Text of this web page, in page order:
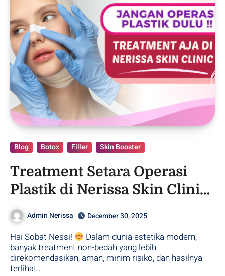
Blog Botox Filler Skin Booster
Treatment Setara Operasi
Plastik di Nerissa Skin Clinic
Purwodadi!
Admin Nerissa December 30, 2025
Hai Sobat Nessi!
Dalam dunia estetika modern,
banyak treatment non-bedah yang lebih
direkomendasikan, aman, minim risiko, dan hasilnya
terlihat…